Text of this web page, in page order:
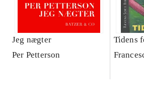
Jeg nægter
Per Petterson
Tidens